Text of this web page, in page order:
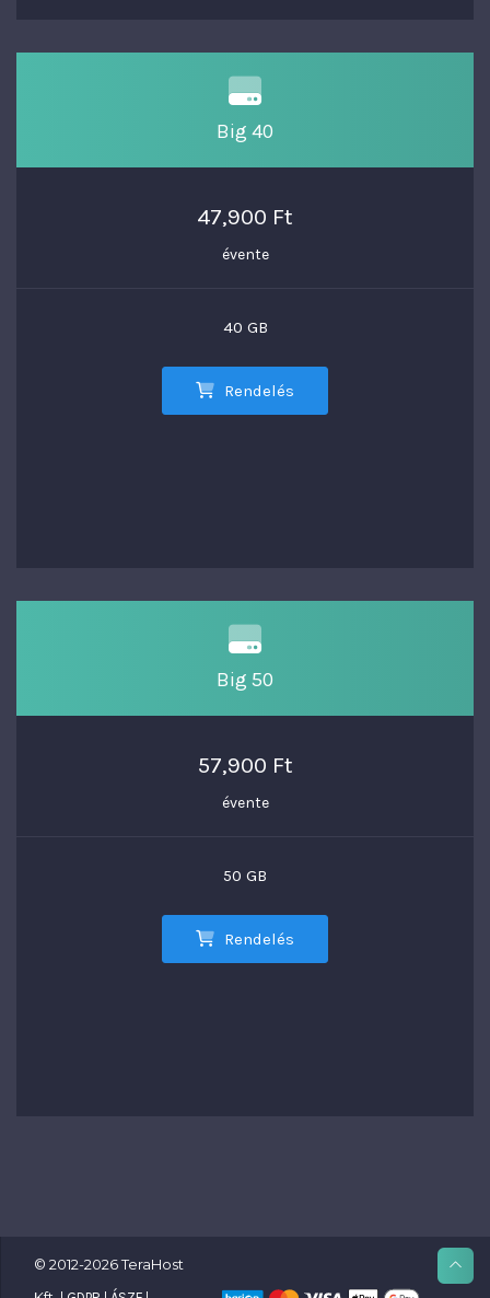
Big 40
47,900 Ft
évente
40 GB
Rendelés
Big 50
57,900 Ft
évente
50 GB
Rendelés
© 2012-2026 TeraHost